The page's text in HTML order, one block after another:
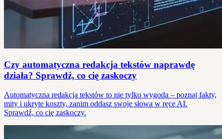
Czy automatyczna redakcja tekstów naprawdę
działa? Sprawdź, co cię zaskoczy
Automatyczna redakcja tekstów to nie tylko wygoda – poznaj fakty,
mity i ukryte koszty, zanim oddasz swoje słowa w ręce AI.
Sprawdź, co cię zaskoczy.